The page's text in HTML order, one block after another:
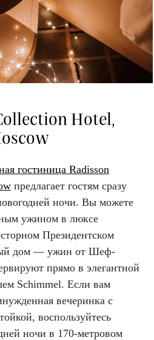
Hotel,
гостиница Radisson
предлагает гостям сразу
ночи. Вы можете
ужином в люксе
Президентском
дом — ужин от Шеф-
прямо в элегантной
Sсhimmel. Если вам
вечеринка с
воспользуйтесь
ночи в 170-метровом